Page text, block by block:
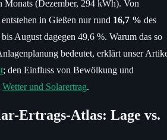
Monats (Dezember, 294 kWh). Von
in Gießen nur rund 16,7 % des
August dagegen 49,6 %. Warum das so
bedeutet, erklärt unser
; den Einfluss von Bewölkung und
Wetter und Solarertrag.
Ertrags-Atlas: Lage vs.